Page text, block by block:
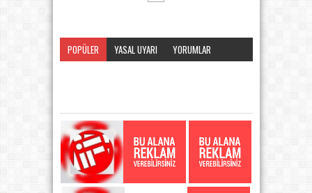
POPÜLER YASAL UYARI
YORUMLAR